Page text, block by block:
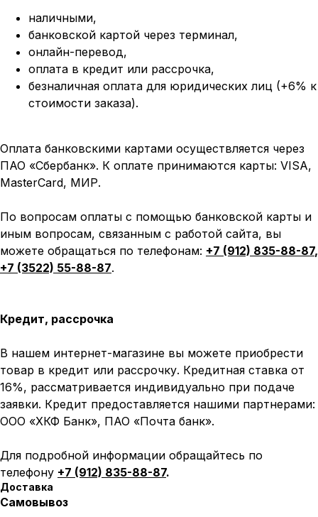
наличными,
банковской картой через терминал,
онлайн-перевод,
оплата в кредит или рассрочка,
безналичная оплата для юридических лиц (+6% к
стоимости заказа).
Оплата банковскими картами осуществляется через
ПАО «Сбербанк». К оплате принимаются карты: VISA,
MasterCard, МИР.
По вопросам оплаты с помощью банковской карты и
иным вопросам, связанным с работой сайта, вы
можете обращаться по телефонам: +7 (912) 835-88-87,
+7 (3522) 55-88-87.
Кредит, рассрочка
В нашем интернет-магазине вы можете приобрести
товар в кредит или рассрочку. Кредитная ставка от
16%, рассматривается индивидуально при подаче
заявки. Кредит предоставляется нашими партнерами:
ООО «ХКФ Банк», ПАО «Почта банк».
Для подробной информации обращайтесь по
телефону +7 (912) 835-88-87.
Доставка
Самовывоз